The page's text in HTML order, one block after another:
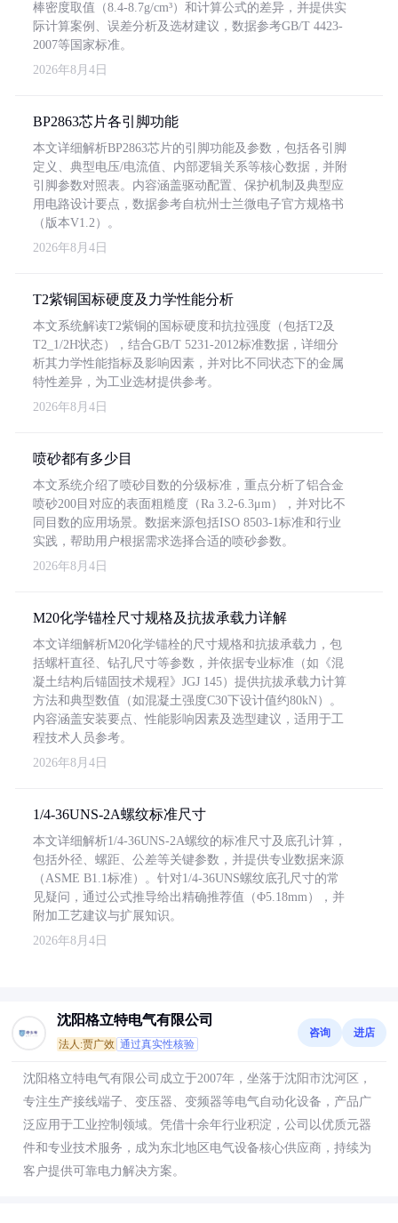
棒密度取值（8.4-8.7g/cm³）和计算公式的差异，并提供实
际计算案例、误差分析及选材建议，数据参考GB/T 4423-
2007等国家标准。
2026年8月4日
BP2863芯片各引脚功能
本文详细解析BP2863芯片的引脚功能及参数，包括各引脚
定义、典型电压/电流值、内部逻辑关系等核心数据，并附
引脚参数对照表。内容涵盖驱动配置、保护机制及典型应
用电路设计要点，数据参考自杭州士兰微电子官方规格书
（版本V1.2）。
2026年8月4日
T2紫铜国标硬度及力学性能分析
本文系统解读T2紫铜的国标硬度和抗拉强度（包括T2及
T2_1/2H状态），结合GB/T 5231-2012标准数据，详细分
析其力学性能指标及影响因素，并对比不同状态下的金属
特性差异，为工业选材提供参考。
2026年8月4日
喷砂都有多少目
本文系统介绍了喷砂目数的分级标准，重点分析了铝合金
喷砂200目对应的表面粗糙度（Ra 3.2-6.3μm），并对比不
同目数的应用场景。数据来源包括ISO 8503-1标准和行业
实践，帮助用户根据需求选择合适的喷砂参数。
2026年8月4日
M20化学锚栓尺寸规格及抗拔承载力详解
本文详细解析M20化学锚栓的尺寸规格和抗拔承载力，包
括螺杆直径、钻孔尺寸等参数，并依据专业标准（如《混
凝土结构后锚固技术规程》JGJ 145）提供抗拔承载力计算
方法和典型数值（如混凝土强度C30下设计值约80kN）。
内容涵盖安装要点、性能影响因素及选型建议，适用于工
程技术人员参考。
2026年8月4日
1/4-36UNS-2A螺纹标准尺寸
本文详细解析1/4-36UNS-2A螺纹的标准尺寸及底孔计算，
包括外径、螺距、公差等关键参数，并提供专业数据来源
（ASME B1.1标准）。针对1/4-36UNS螺纹底孔尺寸的常
见疑问，通过公式推导给出精确推荐值（Φ5.18mm），并
附加工艺建议与扩展知识。
2026年8月4日
沈阳格立特电气有限公司
法人:贾广效 通过真实性核验
咨询 进店
沈阳格立特电气有限公司成立于2007年，坐落于沈阳市沈河区，
专注生产接线端子、变压器、变频器等电气自动化设备，产品广
泛应用于工业控制领域。凭借十余年行业积淀，公司以优质元器
件和专业技术服务，成为东北地区电气设备核心供应商，持续为
客户提供可靠电力解决方案。